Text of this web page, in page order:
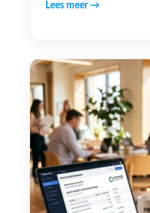
Lees meer →